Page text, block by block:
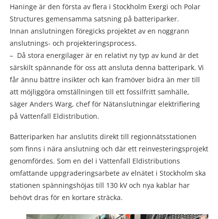
Haninge är den första av flera i Stockholm Exergi och Polar
Structures gemensamma satsning på batteriparker.
Innan anslutningen föregicks projektet av en noggrann
anslutnings- och projekteringsprocess.
– Då stora energilager är en relativt ny typ av kund är det
särskilt spännande för oss att ansluta denna batteripark. Vi
får ännu bättre insikter och kan framöver bidra än mer till
att möjliggöra omställningen till ett fossilfritt samhälle,
säger Anders Warg, chef för Nätanslutningar elektrifiering
på Vattenfall Eldistribution.
Batteriparken har anslutits direkt till regionnätsstationen
som finns i nära anslutning och där ett reinvesteringsprojekt
genomfördes. Som en del i Vattenfall Eldistributions
omfattande uppgraderingsarbete av elnätet i Stockholm ska
stationen spänningshöjas till 130 kV och nya kablar har
behövt dras för en kortare sträcka.